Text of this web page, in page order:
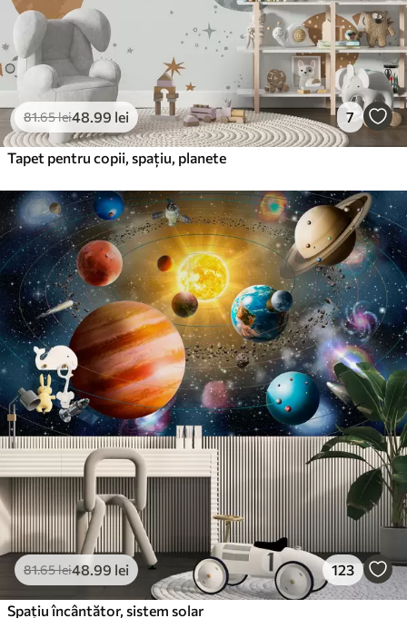
81.65lei48.99 lei 7
Tapet pentru copii, spațiu, planete
81.65lei48.99 lei 123
Spațiu încântător, sistem solar